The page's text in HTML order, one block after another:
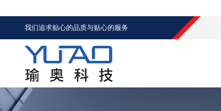
我们追求贴心的品质与贴心的服务